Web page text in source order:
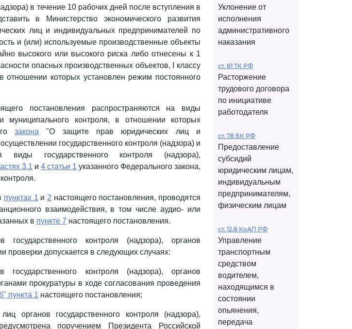
в течение 10 рабочих дней после вступления в
в Министерство экономического развития
лиц и индивидуальных предпринимателей по
и (или) используемые производственные объекты
высокого или высокого риска либо отнесены к 1
опасных производственных объектов, I классу
отношении которых установлен режим постоянного
постановления распространяются на виды
муниципального контроля, в отношении которых
закона "О защите прав юридических лиц и
государственного контроля (надзора) и
виды государственного контроля (надзора),
3.1 и 4 статьи 1 указанного Федерального закона,
пунктах 1 и 2 настоящего постановления, проводятся
взаимодействия, в том числе аудио- или
в пункте 7 настоящего постановления.
контроля (надзора), органов
проверки допускается в следующих случаях:
контроля (надзора), органов
прокуратуры в ходе согласования проведения
пункта 1 настоящего постановления;
органов государственного контроля (надзора),
поручением Президента Российской
Уклонение от
исполнения
административного
наказания
ст. 81 ТК РФ
Расторжение
трудового договора
по инициативе
работодателя
ст. 78 БК РФ
Предоставление
субсидий
юридическим лицам,
индивидуальным
предпринимателям,
физическим лицам
ст. 12.8 КоАП РФ
Управление
транспортным
средством
водителем,
находящимся в
состоянии
опьянения,
передача